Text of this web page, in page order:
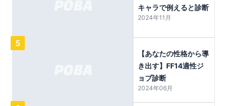
キャラで例えると診断
2024年11月
5
【あなたの性格から導
き出す】FF14適性ジ
ョブ診断
2024年06月